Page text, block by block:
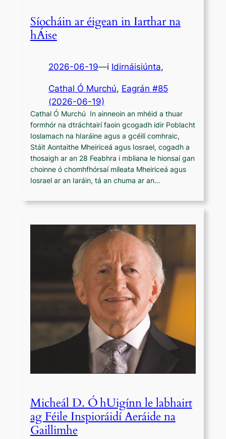
Síocháin ar éigean in Iarthar na
hÁise
2026-06-19—i Idirnáisiúnta,
Cathal Ó Murchú, Eagrán #85
(2026-06-19)
Cathal Ó Murchú In ainneoin an mhéid a thuar
formhór na dtráchtairí faoin gcogadh idir Poblacht
Ioslamach na hIaráine agus a gcéilí comhraic,
Stáit Aontaithe Mheiriceá agus Iosrael, cogadh a
thosaigh ar an 28 Feabhra i mbliana le hionsaí gan
choinne ó chomhfhórsaí míleata Mheiriceá agus
Iosrael ar an Iaráin, tá an chuma ar an…
Micheál D. Ó hUigínn le labhairt
ag Féile Inspioráidí Aeráide na
Gaillimhe